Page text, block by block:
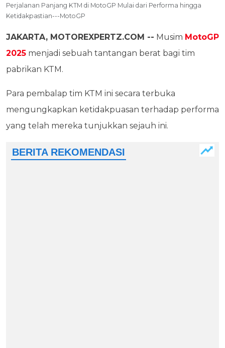
Perjalanan Panjang KTM di MotoGP Mulai dari Performa hingga
Ketidakpastian---MotoGP
JAKARTA, MOTOREXPERTZ.COM -- Musim MotoGP
2025 menjadi sebuah tantangan berat bagi tim
pabrikan KTM.
Para pembalap tim KTM ini secara terbuka
mengungkapkan ketidakpuasan terhadap performa
yang telah mereka tunjukkan sejauh ini.